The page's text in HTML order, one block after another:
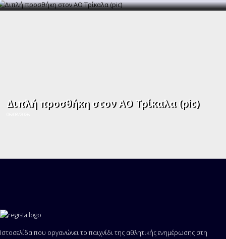
Διπλή προσθήκη στον ΑΟ Τρίκαλα (pic)
Ιστοσελίδα που οργανώνει το παιχνίδι της αθλητικής ενημέρωσης στη